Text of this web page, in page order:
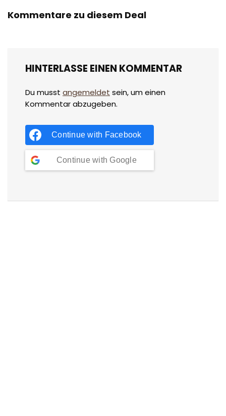
Kommentare zu diesem Deal
HINTERLASSE EINEN KOMMENTAR
Du musst angemeldet sein, um einen
Kommentar abzugeben.
Continue with Facebook
Continue with Google